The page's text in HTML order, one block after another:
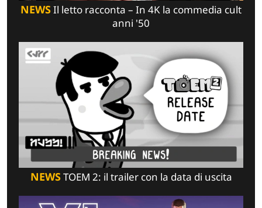
NEWSIl letto racconta – In 4K la commedia cult
anni '50
NEWSTOEM 2: il trailer con la data di uscita